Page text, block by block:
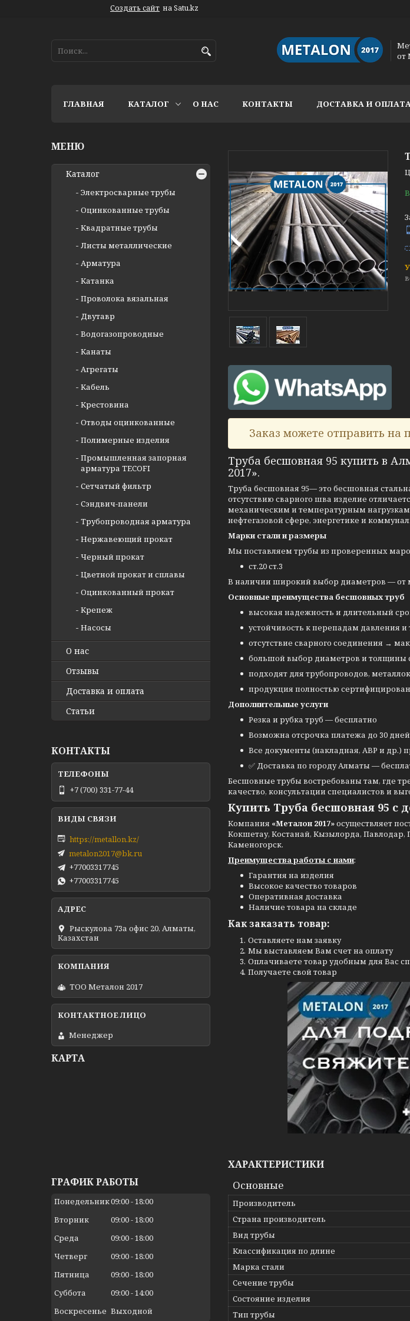
Создать сайт на Satu.kz
от
ГЛАВНАЯ КАТАЛОГ О НАС КОНТАКТЫ ДОСТАВКА И
Заказ можете отправить на
Труба бесшовная 95 купить в
2017».
Труба бесшовная 95— это бесшовная
отсутствию сварного шва изделие
механическим и температурным
нефтегазовой сфере, энергетике и
Марки стали и размеры
Мы поставляем трубы из проверенных
ст.20 ст.3
В наличии широкий выбор диаметров —
Основные преимущества бесшовных труб
высокая надежность и длительный
устойчивость к перепадам давления и
отсутствие сварного соединения →
большой выбор диаметров и толщины
подходят для трубопроводов,
продукция полностью
Дополнительные услуги
Резка и рубка труб — бесплатно
Возможна отсрочка платежа до 30 дней
Все документы (накладная, АВР и др.)
✅ Доставка по городу Алматы —
Бесшовные трубы востребованы там, где
качество, консультации специалистов и
Купить Труба бесшовная 95 с
Компания «Металон 2017»осуществляет
Кокшетау, Костанай, Кызылорда, Павлодар,
Каменогорск.
Преимущества работы с нами:
Гарантия на изделия
Высокое качество товаров
Оперативная доставка
Наличие товара на складе
Как заказать товар:
Оставляете нам заявку
Мы выставляем Вам счет на оплату
Оплачиваете товар удобным для Вас
Получаете свой товар
ХАРАКТЕРИСТИКИ
Основные
Производитель
Страна производитель
Вид трубы
Классификация по длине
Марка стали
Сечение трубы
Состояние изделия
Тип трубы
Каталог
Электросварные трубы
Оцинкованные трубы
Квадратные трубы
Листы металлические
Арматура
Катанка
Проволока вязальная
Двутавр
Водогазопроводные
Канаты
Агрегаты
Кабель
Крестовина
Отводы оцинкованные
Полимерные изделия
Промышленная запорная
арматура TECOFI
Сетчатый фильтр
Сэндвич-панели
Трубопроводная арматура
Нержавеющий прокат
Черный прокат
Цветной прокат и сплавы
Оцинкованный прокат
Крепеж
Насосы
О нас
Отзывы
Доставка и оплата
Статьи
КОНТАКТЫ
+7 (700) 331-77-44
https://metallon.kz/
metalon2017@bk.ru
+77003317745
+77003317745
Рыскулова 73а офис 20, Алматы,
Казахстан
ТОО Металон 2017
Менеджер
КАРТА
ГРАФИК РАБОТЫ
Понедельник09:00 18:00
Вторник
09:00 18:00
Среда
09:00 18:00
Четверг
09:00 18:00
Пятница
09:00 18:00
Суббота
09:00 14:00
Воскресенье Выходной